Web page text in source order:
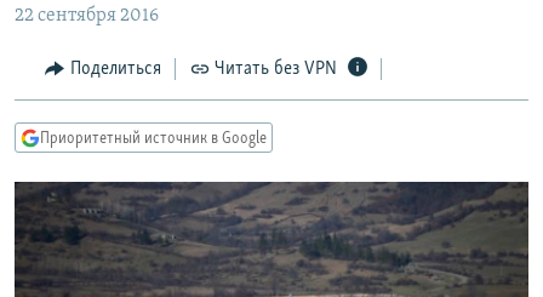
Вернутся
главной
навигации
Вернутся
поиску
МНЕНИЯ
КУЛЬТУРА
IDEL.РЕАЛИИ
КАВКАЗ.РЕАЛИИ
СЕВЕР.РЕАЛИИ
СИБИРЬ.РЕАЛИИ
РАСПИСАНИЕ ВЕЩАНИЯ
22 сентября 2016
Поделиться Читать без VPN
Приоритетный источник в Google